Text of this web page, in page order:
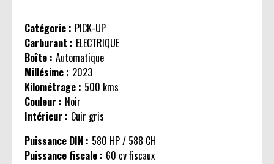
Catégorie : PICK-UP
Carburant : ELECTRIQUE
Boîte : Automatique
Millésime : 2023
Kilométrage : 500 kms
Couleur : Noir
Intérieur : Cuir gris
Puissance DIN : 580 HP / 588 CH
Puissance fiscale : 60 cv fiscaux